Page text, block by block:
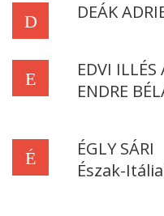
D DEÁK
E
EDVI ILLÉS
ENDRE
É
ÉGLY SÁRI
Észak-